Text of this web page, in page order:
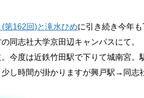
第162回)と滝水ひめに引き続き今年
同志社大学京田辺キャンパスにて。
今度は近鉄竹田駅で下りて城南宮。
し時間が掛かりますが興戸駅→同志